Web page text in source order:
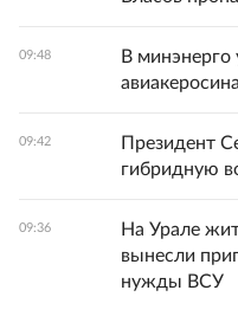
09:48
В минэнерго
09:42
Президент
гибридную
09:36
На Урале
вынесли
нужды ВСУ